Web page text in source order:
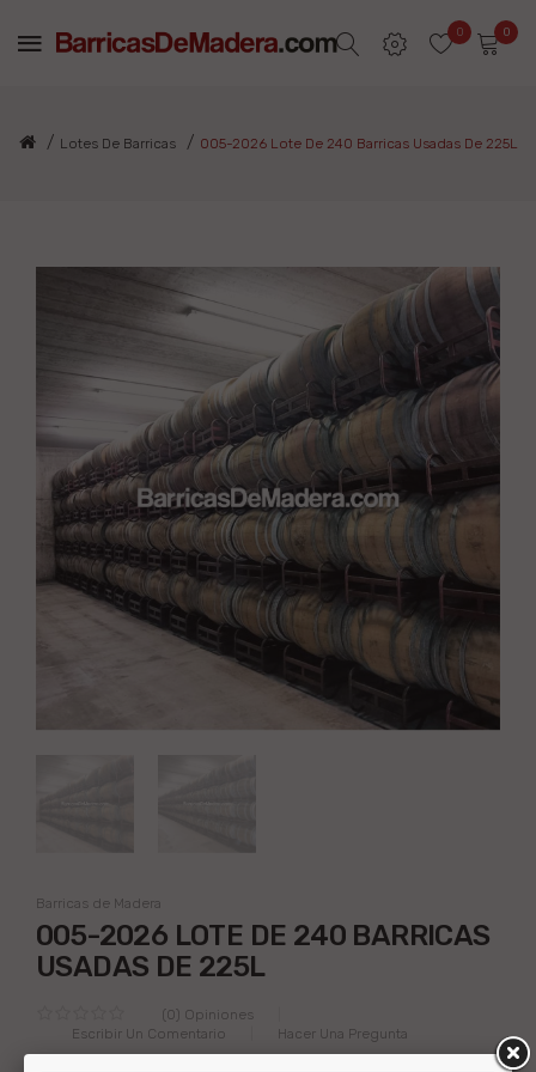
0 0
Lotes De Barricas 005-2026 Lote De 240 Barricas Usadas De 225L
Barricas de Madera
005-2026 LOTE DE 240 BARRICAS
USADAS DE 225L
(0) Opiniones
Escribir Un Comentario
Hacer Una Pregunta